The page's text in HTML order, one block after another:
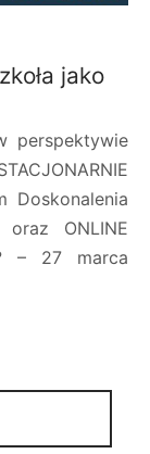
jako
perspektywie
Doskonalenia
ONLINE
– 27 marca